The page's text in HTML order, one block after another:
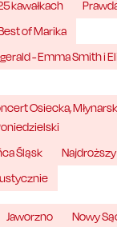
kawałkach
of Marika
- Emma Smith i
Osiecka,
Śląsk
Najdroższy
Jaworzno Nowy